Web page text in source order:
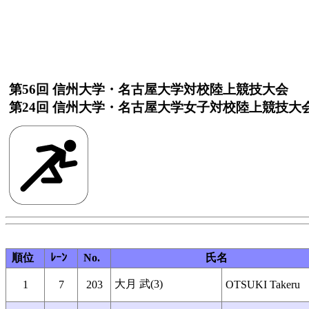
第56回 信州大学・名古屋大学対校陸上競技大会
第24回 信州大学・名古屋大学女子対校陸上競技大
順位 ﾚｰﾝ No. 氏名
1 7 203 大月 武(3) OTSUKI Takeru